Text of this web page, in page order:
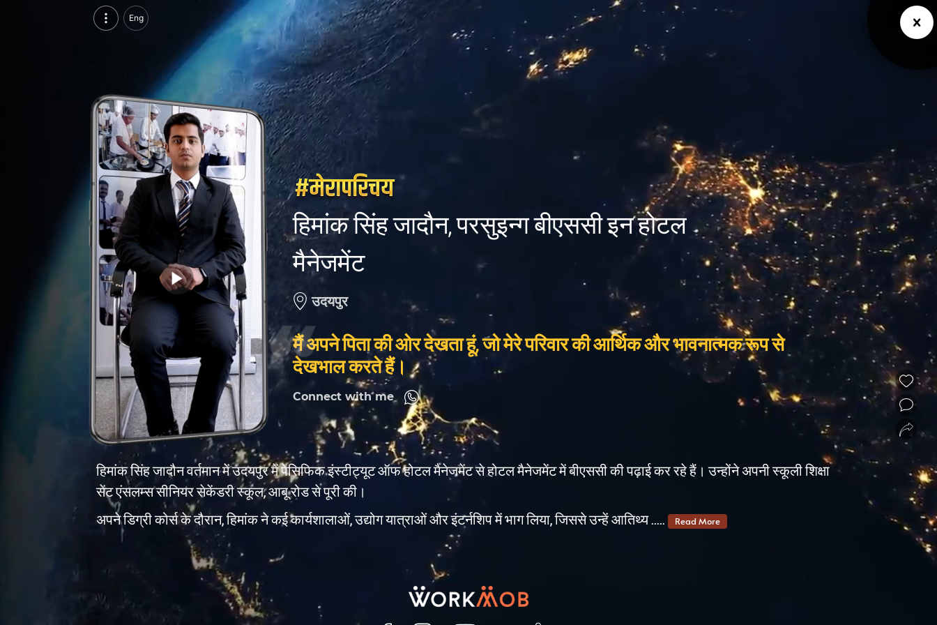
Eng
हिमांक सिंह जादौन, परसुइन्ग बीएससी इन होटल मैनेजमेंट, पीआईएचएम, उदयपुर | वीडियो परिचय देखें
हिमांक सिंह जादौन, परसुइन्ग बीएससी इन होटल मैनेजमेंट, पीआईएचएम, उदयपुर का वीडियो परिचय और सिंगल ब्रांडिंग पेज देखें।
हिमांक सिंह जादौन, परसुइन्ग बीएससी इन होटल
मैनेजमेंट
उदयपुर
मैं अपने पिता की ओर देखता हूं, जो मेरे परिवार की आर्थिक और भावनात्मक रूप से
देखभाल करते हैं।
Connect with me
❮ ❯
हिमांक सिंह जादौन वर्तमान में उदयपुर में पेसिफिक इंस्टीट्यूट ऑफ होटल मैनेजमेंट से होटल मैनेजमेंट में बीएससी की पढ़ाई कर रहे हैं। उन्होंने अपनी स्कूली शिक्षा
सेंट एंसलम्स सीनियर सेकेंडरी स्कूल, आबू रोड से पूरी की।
अपने डिग्री कोर्स के दौरान, हिमांक ने कई कार्यशालाओं, उद्योग यात्राओं और इंटर्नशिप में भाग लिया, जिससे उन्हें आतिथ्य .....
Read More